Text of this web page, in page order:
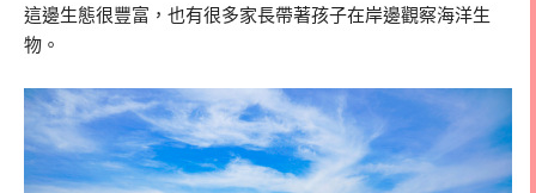
這邊生態很豐富，也有很多家長帶著孩子在岸邊觀察海洋生
物。